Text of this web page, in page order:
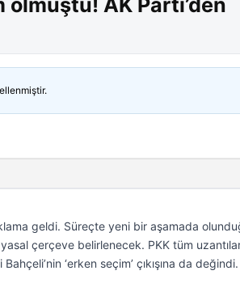
olmuştu! AK Parti’den
geldi. Süreçte yeni bir aşamada
çerçeve belirlenecek. PKK tüm
‘erken seçim’ çıkışına da değindi.